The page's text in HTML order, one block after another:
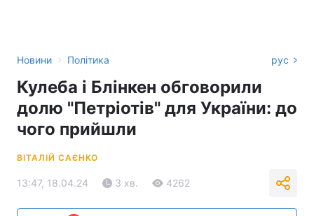
Новини › Політика рус
Кулеба і Блінкен обговорили
долю "Петріотів" для України: до
чого прийшли
ВІТАЛІЙ САЄНКО
13:47, 18.04.24 3 хв. 4262